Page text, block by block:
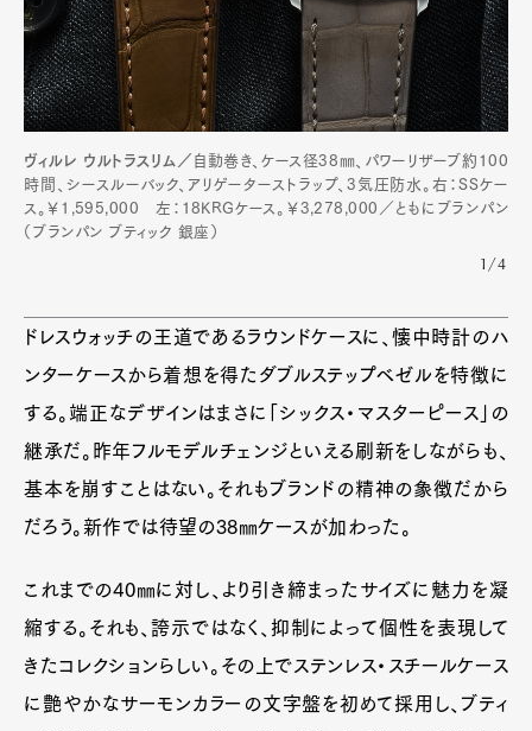
ヴィルレ ウルトラスリム／ 自動巻き、ケース径38㎜、パワーリザーブ約100
時間、シースルーバック、アリゲーターストラップ、3気圧防水。右：SSケー
ス。￥1,595,000 左：18KRGケース。￥3,278,000／ともにブランパン
（ブランパン ブティック 銀座）
1/4
ドレスウォッチの王道であるラウンドケースに、懐中時計のハ
ンターケースから着想を得たダブルステップベゼルを特徴に
する。端正なデザインはまさに「シックス・マスターピース」の
継承だ。昨年フルモデルチェンジといえる刷新をしながらも、
基本を崩すことはない。それもブランドの精神の象徴だから
だろう。新作では待望の38㎜ケースが加わった。
これまでの40㎜に対し、より引き締まったサイズに魅力を凝
縮する。それも、誇示ではなく、抑制によって個性を表現して
きたコレクションらしい。その上でステンレス・スチールケース
に艶やかなサーモンカラーの文字盤を初めて採用し、ブティ